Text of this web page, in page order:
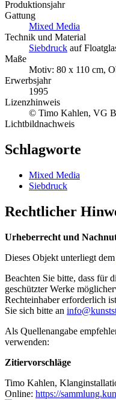
Produktionsjahr
Gattung
Mixed Media
Technik und Material
Siebdruck auf
Maße
Motiv: 80 x 110 cm,
Erwerbsjahr
1995
Lizenzhinweis
© Timo Kahlen, VG
Lichtbildnachweis
Schlagworte
Mixed Media
Siebdruck
Rechtlicher
Urheberrecht und
Dieses Objekt unterliegt dem
Beachten Sie bitte, dass für
geschützter Werke
Rechteinhaber erforderlich
Sie sich bitte an
Als Quellenangabe
verwenden:
Zitiervorschläge
Timo Kahlen,
Online: https://